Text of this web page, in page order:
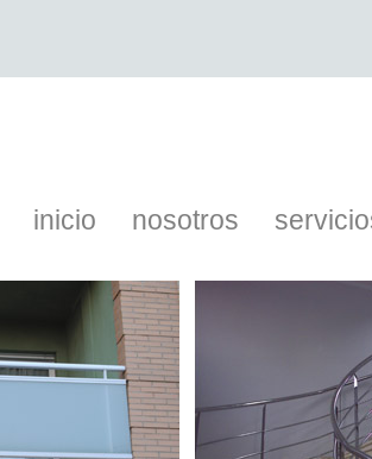
inicio nosotros